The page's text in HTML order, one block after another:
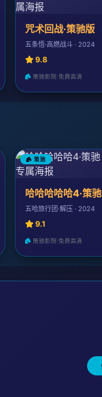
咒术回战·策驰版
五条悟·高燃战斗 · 2024
9.8
策驰影院·免费高清
策驰
哈哈哈哈哈4·策驰
五哈旅行团·解压 · 2024
9.1
策驰影院·免费高清